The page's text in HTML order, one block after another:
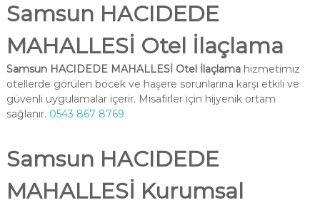
Samsun HACIDEDE
MAHALLESİ Otel İlaçlama
Samsun HACIDEDE MAHALLESİ Otel İlaçlamahizmetimiz
otellerde görülen böcek ve haşere sorunlarına karşı etkili ve
güvenli uygulamalar içerir. Misafirler için hijyenik ortam
sağlanır. 0543 867 8769
Samsun HACIDEDE
MAHALLESİ Kurumsal